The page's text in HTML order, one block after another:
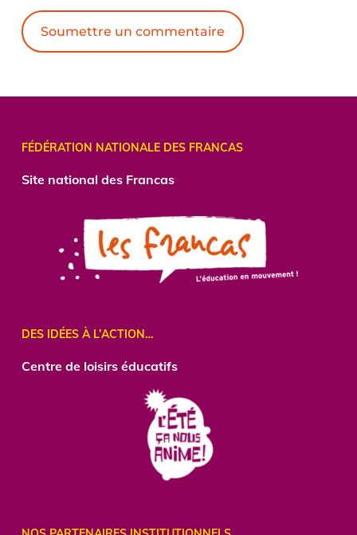
FÉDÉRATION NATIONALE DES FRANCAS
Site national des Francas
DES IDÉES À L’ACTION…
Centrede loisirs éducatifs